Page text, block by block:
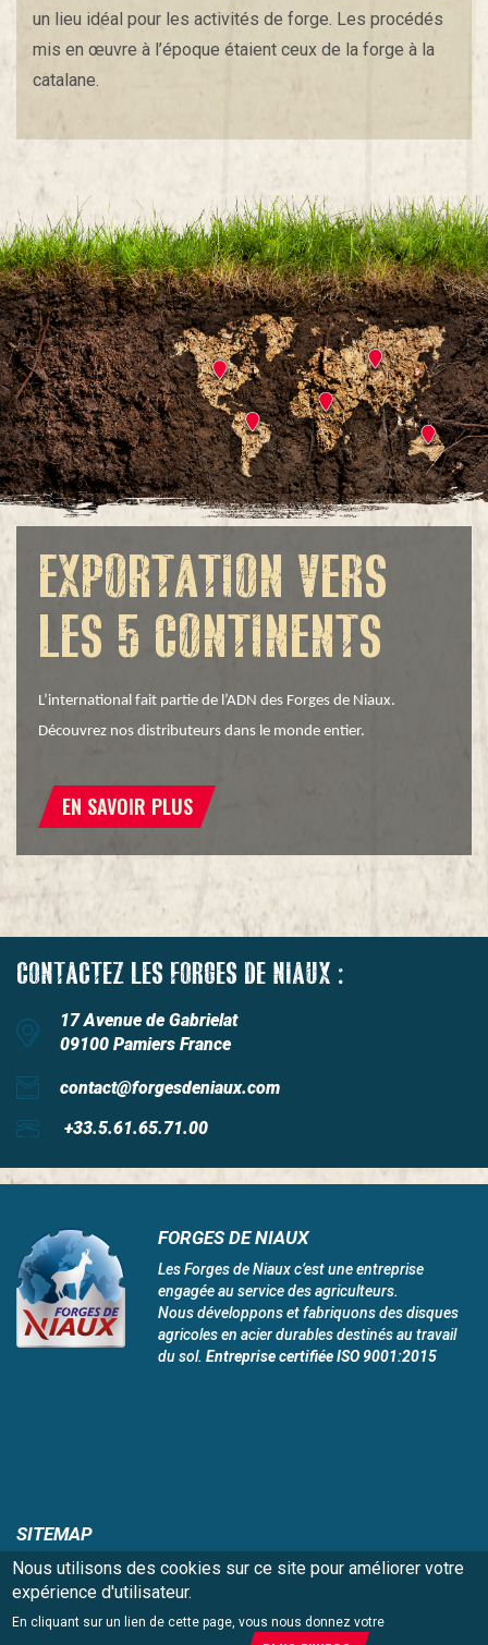
un lieu idéal pour les activités de forge. Les procédés
mis en œuvre à l’époque étaient ceux de la forge à la
catalane.
EXPORTATION VERS
LES 5 CONTINENTS
L’international fait partie de l’ADN des Forges de Niaux.
Découvrez nos distributeurs dans le monde entier.
EN SAVOIR PLUS
CONTACTEZ LES FORGES DE NIAUX :
17 Avenue de Gabrielat
09100 Pamiers France
contact@forgesdeniaux.com
+33.5.61.65.71.00
FORGES DE NIAUX
Les Forges de Niaux c’est une entreprise
engagée au service des agriculteurs.
Nous développons et fabriquons des disques
agricoles en acier durables destinés au travail
du sol. Entreprise certifiée ISO 9001:2015
SITEMAP
Accueil
Niaux 200
Assurance qualité
Recrutement
Mentions légales
Nous utilisons des cookies sur ce site pour améliorer votre
expérience d'utilisateur.
En cliquant sur un lien de cette page, vous nous donnez votre